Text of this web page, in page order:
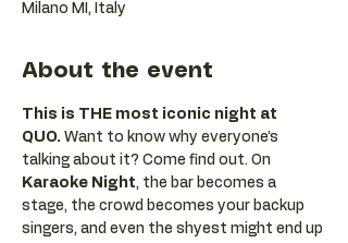
Milano MI, Italy
About the event
This is THE most iconic night at
QUO. Want to know why everyone’s
talking about it? Come find out. On
Karaoke Night, the bar becomes a
stage, the crowd becomes your backup
singers, and even the shyest might end up